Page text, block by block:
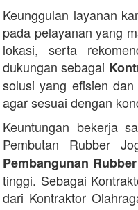
Keunggulan layanan
pada pelayanan yang
lokasi, serta
dukungan sebagai
solusi yang efisien
agar sesuai dengan
Keuntungan bekerja
Pembutan Rubber
Pembangunan
tinggi. Sebagai
dari Kontraktor